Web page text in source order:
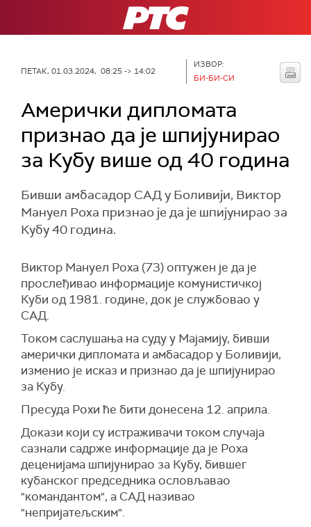
РТС
ПЕТАК, 01.03.2024, 08:25 -> 14:02
ИЗВОР:
БИ-БИ-СИ
Амерички дипломата
признао да је шпијунирао
за Кубу више од 40 година
Бивши амбасадор САД у Боливији, Виктор
Мануел Роха признао је да је шпијунирао за
Кубу 40 година.
Виктор Мануел Роха (73) оптужен је да је
прослеђивао информације комунистичкој
Куби од 1981. године, док је службовао у
САД.
Током саслушања на суду у Мајамију, бивши
амерички дипломата и амбасадор у Боливији,
изменио је исказ и признао да је шпијунирао
за Кубу.
Пресуда Рохи ће бити донесена 12. априла.
Докази који су истраживачи током случаја
сазнали садрже информације да је Роха
деценијама шпијунирао за Кубу, бившег
кубанског председника ословљавао
"командантом", а САД називао
"непријатељским".